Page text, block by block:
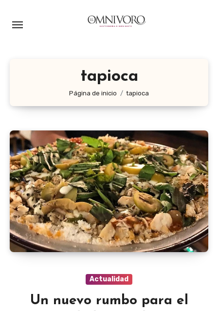
tapioca
Página de inicio tapioca
Actualidad
Un nuevo rumbo para el